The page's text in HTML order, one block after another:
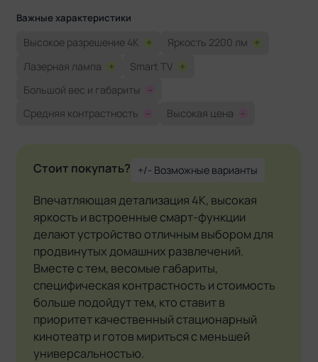
Важные характеристики
Высокое разрешение 4K + Яркость 2200 лм +
Лазерная лампа + Smart TV +
Большой вес и габариты
-
Средняя контрастность
- Высокая цена -
Стоит покупать? +/- Возможные варианты
Впечатляющая детализация 4K, высокая
яркость и встроенные смарт-функции
делают устройство отличным выбором для
продвинутых домашних развлечений.
Вместе с тем, весомые габариты,
специфическая контрастность и стоимость
больше подойдут тем, кто ставит в
приоритет качественный стационарный
кинотеатр и готов мириться с меньшей
универсальностью.